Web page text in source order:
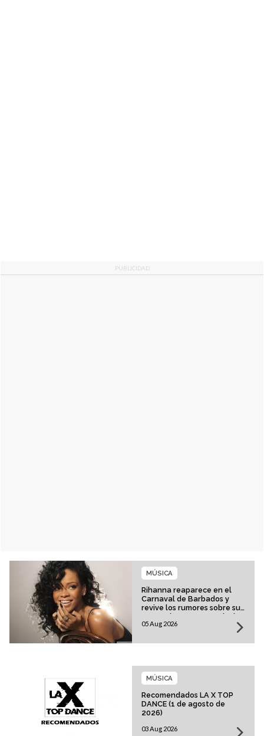
PUBLICIDAD
Rihanna reaparece en el
Carnaval de Barbados y
revive los rumores sobre su
esperado regreso musical
MÚSICA
05 Aug 2026
Recomendados LA X TOP
DANCE (1 de agosto de
2026)
MÚSICA
03 Aug 2026